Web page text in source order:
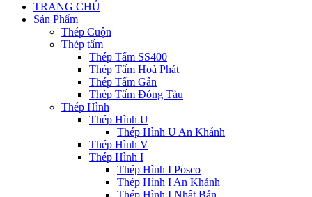
TRANG CHỦ
Sản Phẩm
Thép Cuộn
Thép tấm
Thép Tấm SS400
Thép Tấm Hoà Phát
Thép Tấm Gân
Thép Tấm Đóng Tàu
Thép Hình
Thép Hình U
Thép Hình U An Khánh
Thép Hình V
Thép Hình I
Thép Hình I Posco
Thép Hình I An Khánh